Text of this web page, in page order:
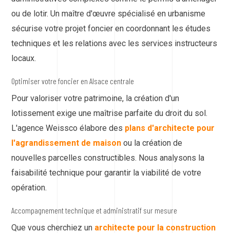
ou de lotir. Un maître d'œuvre spécialisé en urbanisme
sécurise votre projet foncier en coordonnant les études
techniques et les relations avec les services instructeurs
locaux.
Optimiser votre foncier en Alsace centrale
Pour valoriser votre patrimoine, la création d'un
lotissement exige une maîtrise parfaite du droit du sol.
L'agence Weissco élabore des plans d'architecte pour
l'agrandissement de maison ou la création de
nouvelles parcelles constructibles. Nous analysons la
faisabilité technique pour garantir la viabilité de votre
opération.
Accompagnement technique et administratif sur mesure
Que vous cherchiez un architecte pour la construction